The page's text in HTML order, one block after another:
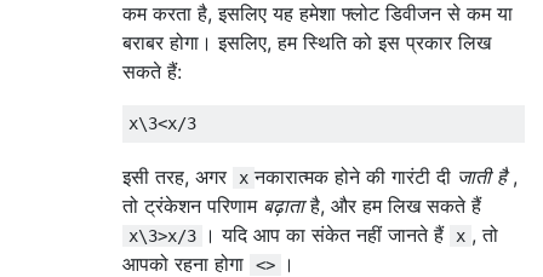
कम करता है, इसलिए यह हमेशा फ्लोट डिवीजन से कम या
बराबर होगा। इसलिए, हम स्थिति को इस प्रकार लिख
सकते हैं:
इसी तरह, अगर x नकारात्मक होने की गारंटी दी जाती है,
तो ट्रंकेशन परिणाम बढ़ाताहै, और हम लिख सकते हैं
x\3>x/3 । यदि आप का संकेत नहीं जानते हैं x , तो
आपको रहना होगा
<> ।